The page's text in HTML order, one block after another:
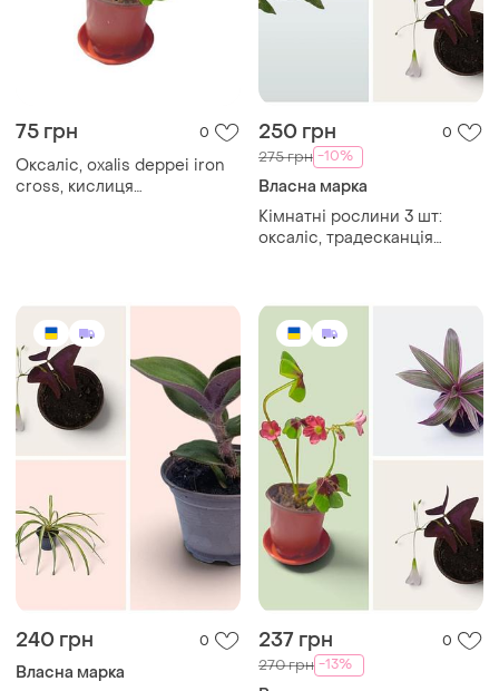
75 грн 0
Оксаліс, oxalis deppei iron
cross, кислиця
250 грн 0
275 грн -10%
Власна марка
Кімнатні рослини 3 шт:
оксаліс, традесканція
kalanchoe
240 грн 0
Власна марка
237 грн 0
270 грн -13%